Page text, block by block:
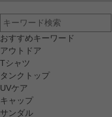
おすすめキーワード
アウトドア
Tシャツ
タンクトップ
UVケア
キャップ
サンダル